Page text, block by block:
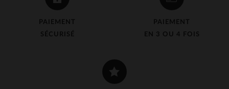
PAIEMENT
SÉCURISÉ
PAIEMENT
EN 3 OU 4 FOIS